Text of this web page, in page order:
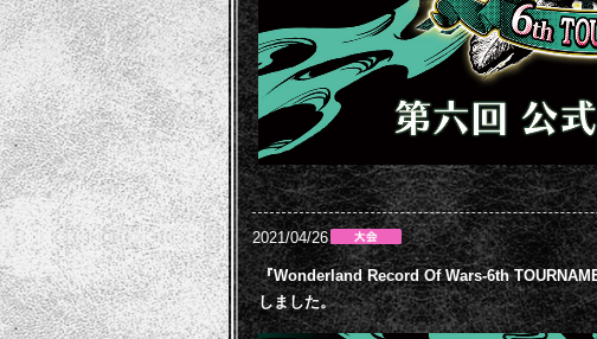
2021/04/26
『Wonderland Record Of Wars-6th
しました。